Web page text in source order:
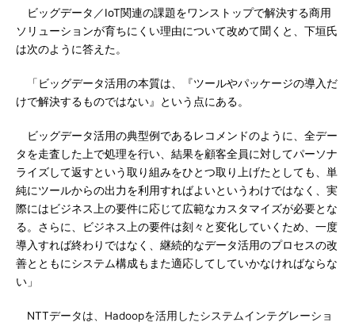
ビッグデータ／IoT関連の課題をワンストップで解決する商用
ソリューションが育ちにくい理由について改めて聞くと、下垣氏
は次のように答えた。
「ビッグデータ活用の本質は、『ツールやパッケージの導入だ
けで解決するものではない』という点にある。
ビッグデータ活用の典型例であるレコメンドのように、全デー
タを走査した上で処理を行い、結果を顧客全員に対してパーソナ
ライズして返すという取り組みをひとつ取り上げたとしても、単
純にツールからの出力を利用すればよいというわけではなく、実
際にはビジネス上の要件に応じて広範なカスタマイズが必要とな
る。さらに、ビジネス上の要件は刻々と変化していくため、一度
導入すれば終わりではなく、継続的なデータ活用のプロセスの改
善とともにシステム構成もまた適応してしていかなければならな
い」
NTTデータは、Hadoopを活用したシステムインテグレーショ